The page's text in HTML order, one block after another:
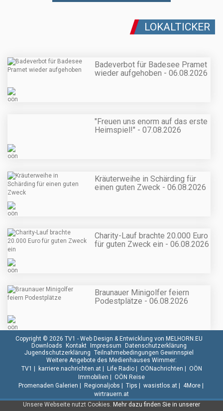
LOKALTICKER
Badeverbot für Badesee Pramet
wieder aufgehoben - 06.08.2026
"Freuen uns enorm auf das erste
Heimspiel!" - 07.08.2026
Kräuterweihe in Schärding für
einen guten Zweck - 06.08.2026
Charity-Lauf brachte 20.000 Euro
für guten Zweck ein - 06.08.2026
Braunauer Minigolfer feiern
Podestplätze - 06.08.2026
Unsere Webseite nutzt Cookies. Mehr dazu finden Sie in unserer
Copyright © 2026 TV1 - Web Design & Entwicklung von MELHORN.EU
Downloads
Kontakt Impressum
Datenschutzerklärung
Jugendschutzerklärung Teilnahmebedingungen Gewinnspiel
Weitere Angebote des Medienhauses Wimmer:
TV1
karriere.nachrichten.at| Life Radio| OÖNachrichten
OÖN
Immobilien
OÖN Reise
Promenaden Galerien
Regionaljobs Tips wasistlos.at| 4More|
wirtrauern.at